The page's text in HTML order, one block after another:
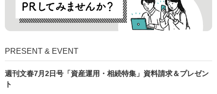
PRESENT & EVENT
週刊文春7月2日号「資産運用・相続特集」資料請求＆プレゼン
ト